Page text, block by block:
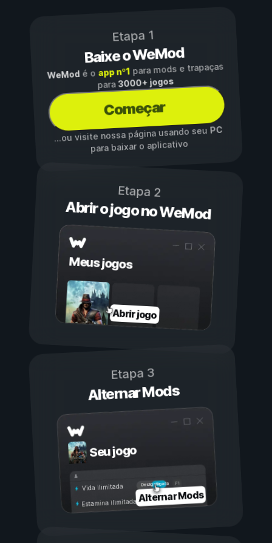
Etapa 1
Baixe o WeMod
WeModé o app nº1para mods e trapaças
para3000+ jogos
Começar
...ou visite nossa página usando seuPC
para baixar o aplicativo
Etapa 2
Abrir o jogo no WeMod
Meus jogos
Abrir jogo
Etapa 3
Alternar Mods
Seu jogo
Ligada
Desligada
Vida ilimitada
Estamina ilimitadaAlternar Mods